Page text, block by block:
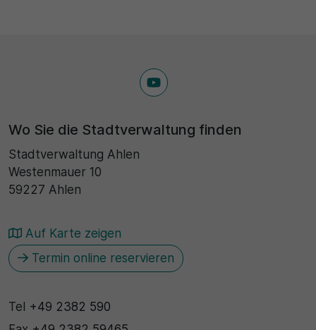
Wo Sie die Stadtverwaltung finden
Stadtverwaltung Ahlen
Westenmauer 10
59227 Ahlen
Auf Karte zeigen
Termin online reservieren
Tel +49 2382 590